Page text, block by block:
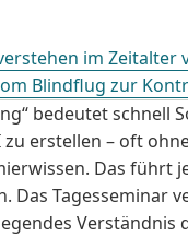
im Zeitalter
Blindflug zur
bedeutet schnell
zu erstellen – oft
Das führt
Das Tagesseminar
Verständnis